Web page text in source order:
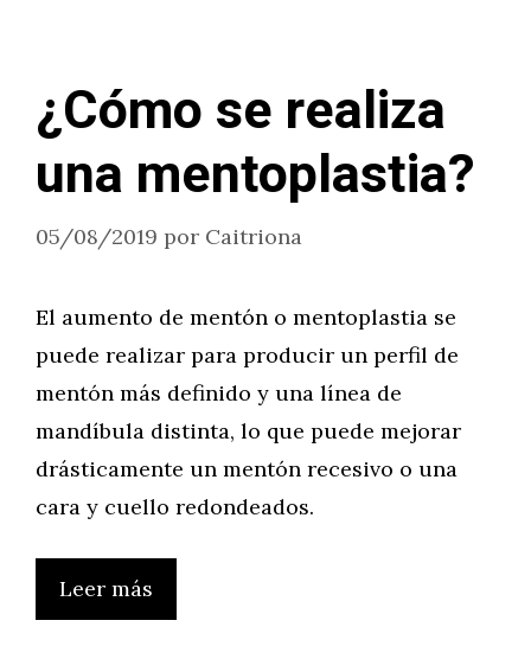
¿Cómo se realiza
una mentoplastia?
05/08/2019 por Caitriona
El aumento de mentón o mentoplastia se
puede realizar para producir un perfil de
mentón más definido y una línea de
mandíbula distinta, lo que puede mejorar
drásticamente un mentón recesivo o una
cara y cuello redondeados.
Leer más